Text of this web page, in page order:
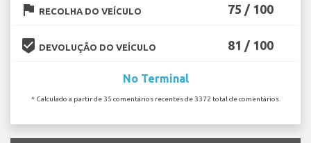
flag RECOLHA DO VEÍCULO 75 / 100
beenhere DEVOLUÇÃO DO VEÍCULO 81 / 100
No Terminal
* Calculado a partir de 35 comentários recentes de 3372 total de comentários.